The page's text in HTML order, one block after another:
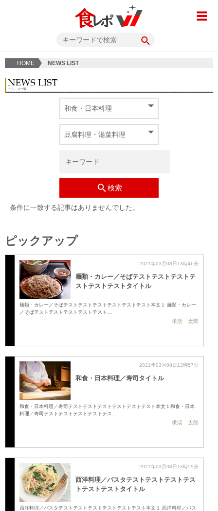
HOME NEWS LIST
検索
条件に一致する記事はありませんでした。
ピックアップ
2021年03月08日13時46分
麺類・カレー／そばテストテストテストテ
ストテストテストタイトル
麺類・カレー／そばテストテストテストテストテストテスト本文１ 麺類・カレー
／そばテストテストテストテストテスト…
求活 太郎
2021年03月08日13時57分
和食・日本料理／寿司タイトル
和食・日本料理／寿司テストテストテストテストテストテスト本文１和食・日本
料理／寿司テストテストテストテストテス…
求活 太郎
2021年03月08日13時59分
西洋料理／パスタテストテストテストテス
トテストテストタイトル
西洋料理／パスタテストテストテストテストテストテスト本文１ 西洋料理／パス